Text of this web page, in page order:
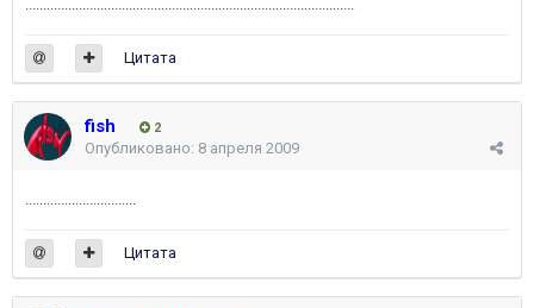
Цитата
fish 2
Опубликовано: 8 апреля 2009
Цитата